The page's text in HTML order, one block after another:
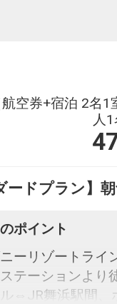
航空券+宿泊 2名
人
ードプラン】
ポイント
ーリゾートライ
テーションより
ル⇔JR舞浜駅間